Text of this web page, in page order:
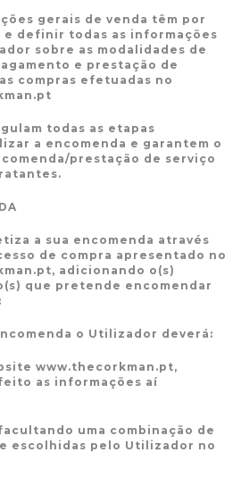
gerais de venda têm por
definir todas as informações
sobre as modalidades de
e prestação de
compras efetuadas no
todas as etapas
a encomenda e garantem o
prestação de serviço
a sua encomenda através
de compra apresentado no
adicionando o(s)
que pretende encomendar
o Utilizador deverá:
www.thecorkman.pt,
as informações aí
uma combinação de
escolhidas pelo Utilizador no